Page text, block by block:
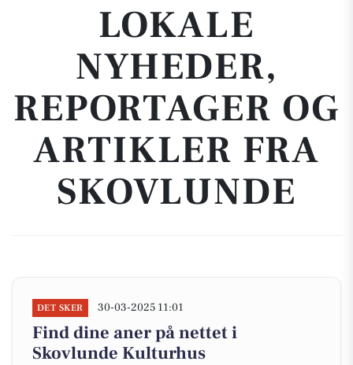
LOKALE
NYHEDER,
REPORTAGER OG
ARTIKLER FRA
SKOVLUNDE
DET SKER 30-03-2025 11:01
Find dine aner på nettet i
Skovlunde Kulturhus